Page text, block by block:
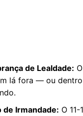
de Lealdade:
lá fora — ou
de Irmandade: O